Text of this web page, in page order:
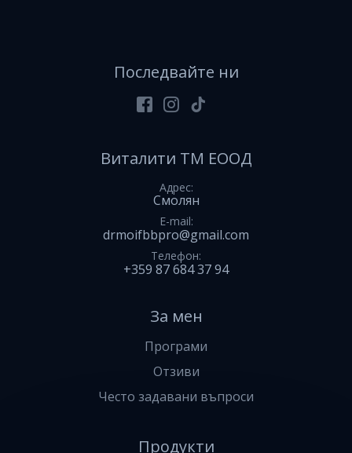
За мен
Програми
Отзиви
Често задавани въпроси
Продукти
Виталити ТМ ЕООД
Адрес
Смолян
E-mail
drmoifbbpro@gmail.com
Телефон
+359 87 684 37 94
Последвайте ни
FacebookInstagram